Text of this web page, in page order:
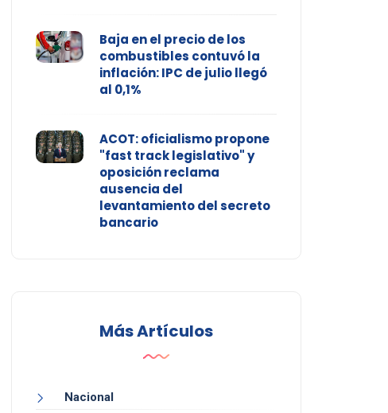
Baja en el precio de los
combustibles contuvó la
inflación: IPC de julio llegó
al 0,1%
ACOT: oficialismo propone
"fast track legislativo" y
oposición reclama
ausencia del
levantamiento del secreto
bancario
Más Artículos
Nacional